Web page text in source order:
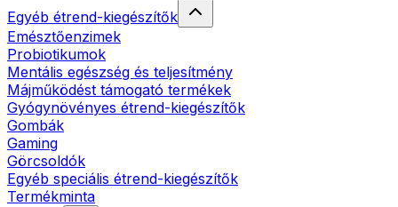
Egyéb étrend-kiegészítők
Emésztőenzimek
Probiotikumok
Mentális egészség és teljesítmény
Májműködést támogató termékek
Gyógynövényes étrend-kiegészítők
Gombák
Gaming
Görcsoldók
Egyéb speciális étrend-kiegészítők
Termékminta